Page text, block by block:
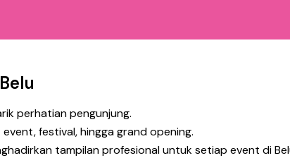
perhatian pengunjung.
festival, hingga grand opening.
tampilan profesional untuk setiap event di